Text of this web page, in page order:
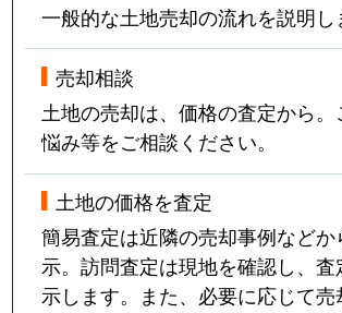
一般的な土地売却の流れを説明し
売却相談
土地の売却は、価格の査定から
悩み等をご相談ください。
土地の価格を査定
簡易査定は近隣の売却事例などか
示。訪問査定は現地を確認し、査
示します。また、必要に応じて売